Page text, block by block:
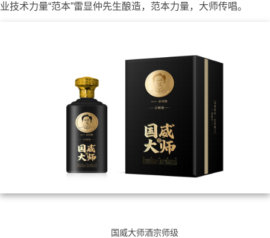
业技术力量“范本”雷显仲先生酿造，范本力量，大师传唱。
国威大师酒宗师级